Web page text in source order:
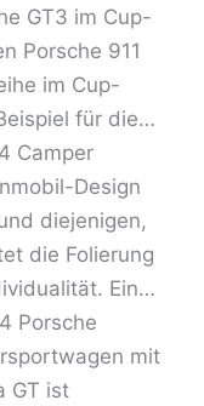
GT3 im Cup-
Porsche 911
im Cup-
für die…
Camper
Design
diejenigen,
die Folierung
Ein…
Porsche
mit
GT ist